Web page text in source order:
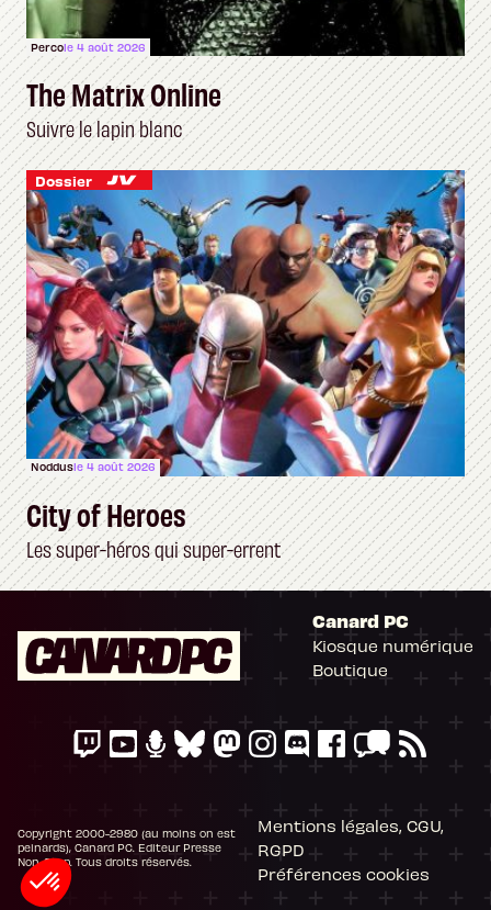
Percole 4 août 2026
The Matrix Online
Suivre le lapin blanc
Dossier
Noddusle 4 août 2026
City of Heroes
Les super-héros qui super-errent
Canard PC
Kiosque numérique
Boutique
Copyright 2000-2980 (au moins on est
peinards), Canard PC. Editeur Presse
Non-Stop. Tous droits réservés.
Mentions légales, CGU,
RGPD
Préférences cookies